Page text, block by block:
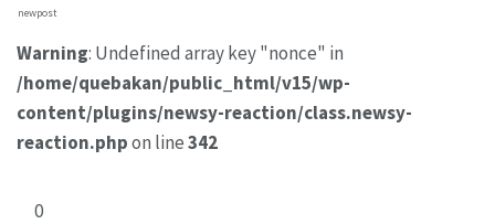
newpost
Warning: Undefined array key "nonce" in
/home/quebakan/public_html/v15/wp-
content/plugins/newsy-reaction/class.newsy-
reaction.phpon line342
0